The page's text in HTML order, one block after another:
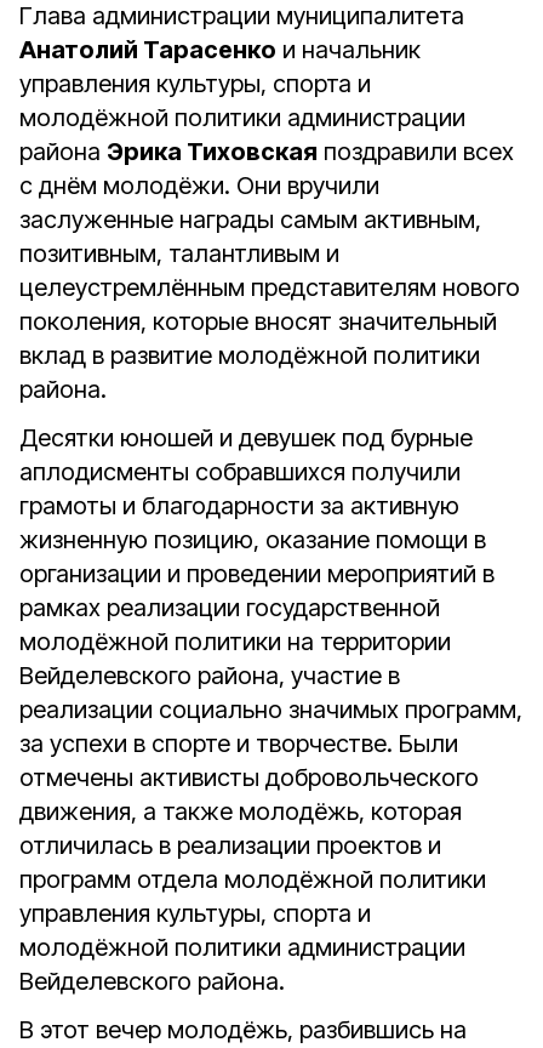
Глава администрации муниципалитета
Анатолий Тарасенко и начальник
управления культуры, спорта и
молодёжной политики администрации
района Эрика Тиховская поздравили всех
с днём молодёжи. Они вручили
заслуженные награды самым активным,
позитивным, талантливым и
целеустремлённым представителям нового
поколения, которые вносят значительный
вклад в развитие молодёжной политики
района.
Десятки юношей и девушек под бурные
аплодисменты собравшихся получили
грамоты и благодарности за активную
жизненную позицию, оказание помощи в
организации и проведении мероприятий в
рамках реализации государственной
молодёжной политики на территории
Вейделевского района, участие в
реализации социально значимых программ,
за успехи в спорте и творчестве. Были
отмечены активисты добровольческого
движения, а также молодёжь, которая
отличилась в реализации проектов и
программ отдела молодёжной политики
управления культуры, спорта и
молодёжной политики администрации
Вейделевского района.
В этот вечер молодёжь, разбившись на